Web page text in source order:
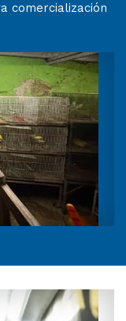
comercialización